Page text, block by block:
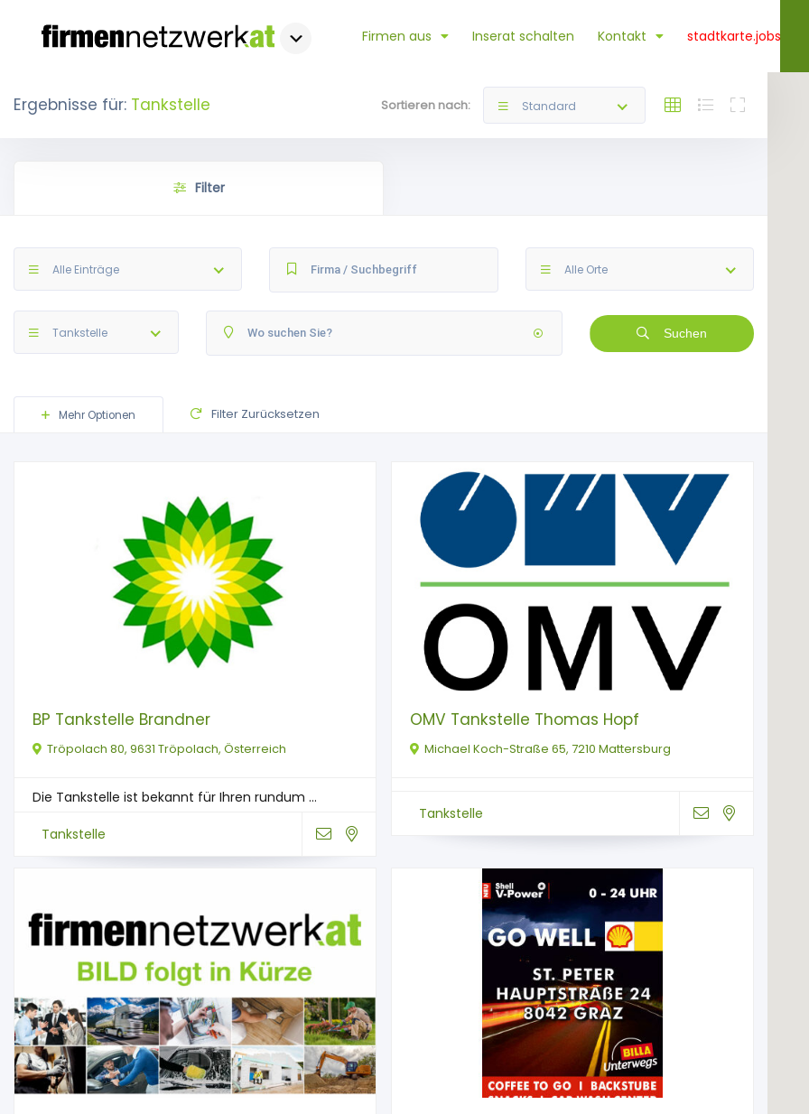
Firmen aus Inserat schalten Kontakt stadtkarte.jobs
Ergebnisse für: Tankstelle Sortieren nach: Standard
Filter
Alle Einträge Alle Orte
Tankstelle Suchen
Mehr Optionen Filter Zurücksetzen
BP Tankstelle Brandner
Tröpolach 80, 9631 Tröpolach, Österreich
Die Tankstelle ist bekannt für Ihren rundum ...
Tankstelle
OMV Tankstelle Thomas Hopf
Michael Koch-Straße 65, 7210 Mattersburg
Tankstelle